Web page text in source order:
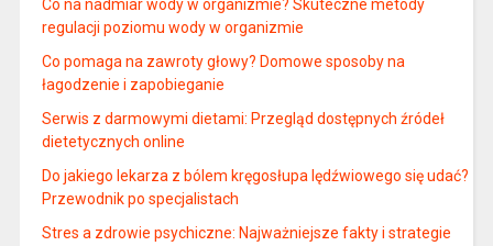
Co na nadmiar wody w organizmie? Skuteczne metody
regulacji poziomu wody w organizmie
Co pomaga na zawroty głowy? Domowe sposoby na
łagodzenie i zapobieganie
Serwis z darmowymi dietami: Przegląd dostępnych źródeł
dietetycznych online
Do jakiego lekarza z bólem kręgosłupa lędźwiowego się udać?
Przewodnik po specjalistach
Stres a zdrowie psychiczne: Najważniejsze fakty i strategie